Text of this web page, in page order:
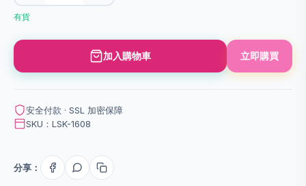
有貨
加入購物車 立即購買
安全付款 · SSL 加密保障
SKU：LSK-1608
分享：